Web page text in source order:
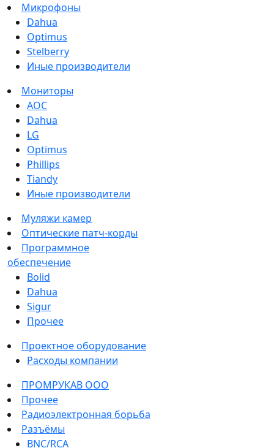
Микрофоны
Dahua
Optimus
Stelberry
Иные производители
Мониторы
AOC
Dahua
LG
Optimus
Phillips
Tiandy
Иные производители
Муляжи камер
Оптические патч-корды
Программное
обеспечение
Bolid
Dahua
Sigur
Прочее
Проектное оборудование
Расходы компании
ПРОМРУКАВ ООО
Прочее
Радиоэлектронная борьба
Разъёмы
BNC/RCA